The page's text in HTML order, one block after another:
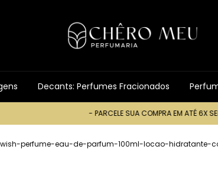
Decants: Perfumes Fracionados
- PARCELE SUA COMPRA EM ATÉ 6X SEM
perfume-eau-de-parfum-100ml-locao-hidratante-